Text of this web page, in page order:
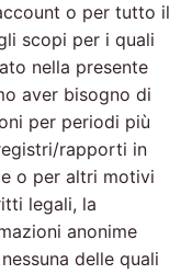
o per tutto il
scopi per i quali
nella presente
aver bisogno di
per periodi più
rapporti in
o per altri motivi
legali, la
anonime
delle quali